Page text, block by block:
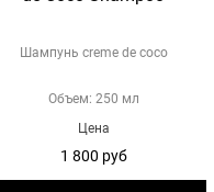
Шампунь creme de coco
Объем: 250 мл
Цена
1 800 руб